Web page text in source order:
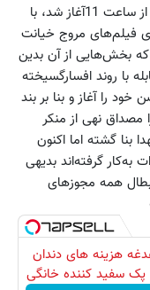
سخنگوی معترضین در ابتدای این تحصن که از ساعت 11آغاز شد، با
فیلم‌های مروج خیانت
که بخش‌هایی از آن بدین
با روند افسارگسیخته
را آغاز و بنا بر بند
مصداق نهی از منکر
بنا گشته اما اکنون
به‌کار گرفته‌اند بدیهی
همه مجوزهای
هزینه های دندان
پک سفید کننده خانگی